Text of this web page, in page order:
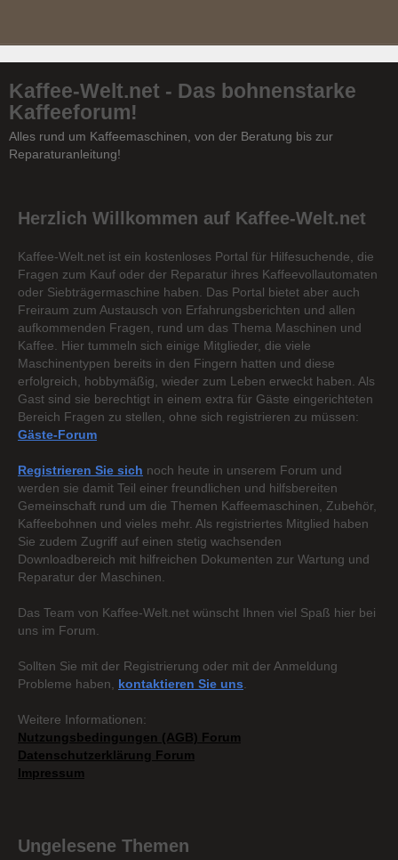
Kaffee-Welt.net - Das bohnenstarke
Kaffeeforum!
Alles rund um Kaffeemaschinen, von der Beratung bis zur
Reparaturanleitung!
Herzlich Willkommen auf Kaffee-Welt.net
Kaffee-Welt.net ist ein kostenloses Portal für Hilfesuchende, die
Fragen zum Kauf oder der Reparatur ihres Kaffeevollautomaten
oder Siebträgermaschine haben. Das Portal bietet aber auch
Freiraum zum Austausch von Erfahrungsberichten und allen
aufkommenden Fragen, rund um das Thema Maschinen und
Kaffee. Hier tummeln sich einige Mitglieder, die viele
Maschinentypen bereits in den Fingern hatten und diese
erfolgreich, hobbymäßig, wieder zum Leben erweckt haben. Als
Gast sind sie berechtigt in einem extra für Gäste eingerichteten
Bereich Fragen zu stellen, ohne sich registrieren zu müssen:
Gäste-Forum
Registrieren Sie sich noch heute in unserem Forum und
werden sie damit Teil einer freundlichen und hilfsbereiten
Gemeinschaft rund um die Themen Kaffeemaschinen, Zubehör,
Kaffeebohnen und vieles mehr. Als registriertes Mitglied haben
Sie zudem Zugriff auf einen stetig wachsenden
Downloadbereich mit hilfreichen Dokumenten zur Wartung und
Reparatur der Maschinen.
Das Team von Kaffee-Welt.net wünscht Ihnen viel Spaß hier bei
uns im Forum.
Sollten Sie mit der Registrierung oder mit der Anmeldung
Probleme haben, kontaktieren Sie uns
Weitere Informationen:
Nutzungsbedingungen (AGB) Forum
Datenschutzerklärung Forum
Impressum
Ungelesene Themen